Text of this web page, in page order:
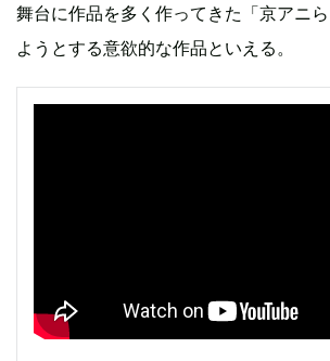
舞台に作品を多く作ってきた「京アニ
ようとする意欲的な作品といえる。